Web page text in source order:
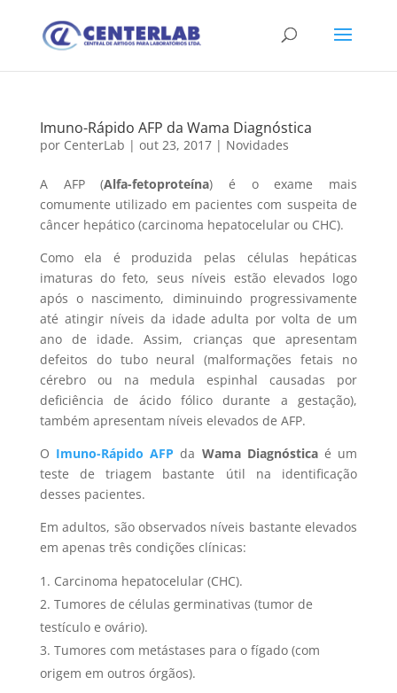
Imuno-Rápido AFP da Wama Diagnóstica
por CenterLab | out 23, 2017| Novidades
A AFP (Alfa-fetoproteína) é o exame mais
comumente utilizado em pacientes com suspeita de
câncer hepático (carcinoma hepatocelular ou CHC).
Como ela é produzida pelas células hepáticas
imaturas do feto, seus níveis estão elevados logo
após o nascimento, diminuindo progressivamente
até atingir níveis da idade adulta por volta de um
ano de idade. Assim, crianças que apresentam
defeitos do tubo neural (malformações fetais no
cérebro ou na medula espinhal causadas por
deficiência de ácido fólico durante a gestação),
também apresentam níveis elevados de AFP.
O Imuno-Rápido AFP da Wama Diagnósticaé um
teste de triagem bastante útil na identificação
desses pacientes.
Em adultos, são observados níveis bastante elevados
em apenas três condições clínicas:
Carcinoma hepatocelular (CHC).
Tumores de células germinativas (tumor de
testículo e ovário).
Tumores com metástases para o fígado (com
origem em outros órgãos).